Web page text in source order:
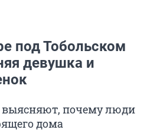
под Тобольском
девушка и
выясняют, почему люди
дома